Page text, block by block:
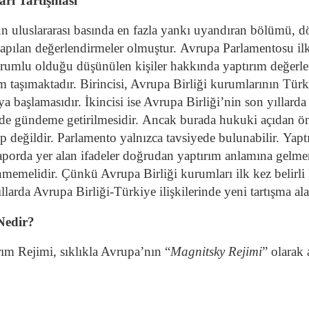
basında en fazla yankı uyandıran bölümü,
değerlendirmeler olmuştur. Avrupa Parlamentosu
olduğu düşünülen kişiler hakkında yaptırım
Birincisi, Avrupa Birliği kurumlarının
başlamasıdır. İkincisi ise Avrupa Birliği’nin son
gündeme getirilmesidir. Ancak burada hukuki açıdan
değildir. Parlamento yalnızca tavsiyede bulunabilir.
yer alan ifadeler doğrudan yaptırım anlamına
Çünkü Avrupa Birliği kurumları ilk kez
Avrupa Birliği-Türkiye ilişkilerinde yeni tartışma
Rejimi, sıklıkla Avrupa’nın “Magnitsky Rejimi” olarak